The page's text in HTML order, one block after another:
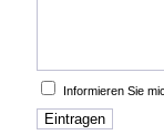
Informieren Sie